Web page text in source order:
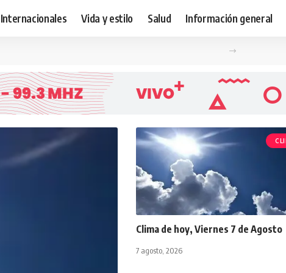
Internacionales Vida y estilo Salud Información general
Clima de hoy, Viernes 7 de Agosto
7 agosto, 2026